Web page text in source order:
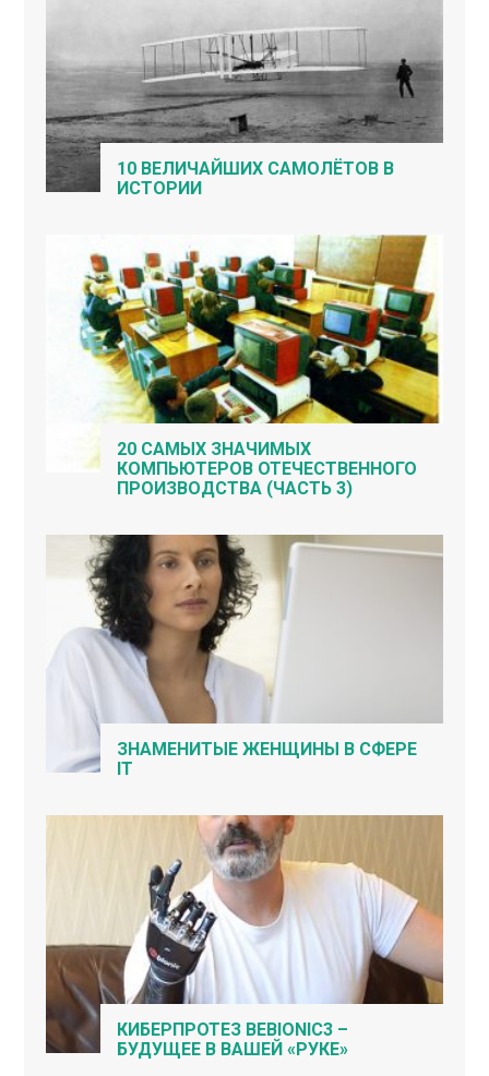
10 ВЕЛИЧАЙШИХ САМОЛЁТОВ В
ИСТОРИИ
20 САМЫХ ЗНАЧИМЫХ
КОМПЬЮТЕРОВ ОТЕЧЕСТВЕННОГО
ПРОИЗВОДСТВА (ЧАСТЬ 3)
ЗНАМЕНИТЫЕ ЖЕНЩИНЫ В СФЕРЕ
IT
КИБЕРПРОТЕЗ BEBIONIC3 –
БУДУЩЕЕ В ВАШЕЙ «РУКЕ»